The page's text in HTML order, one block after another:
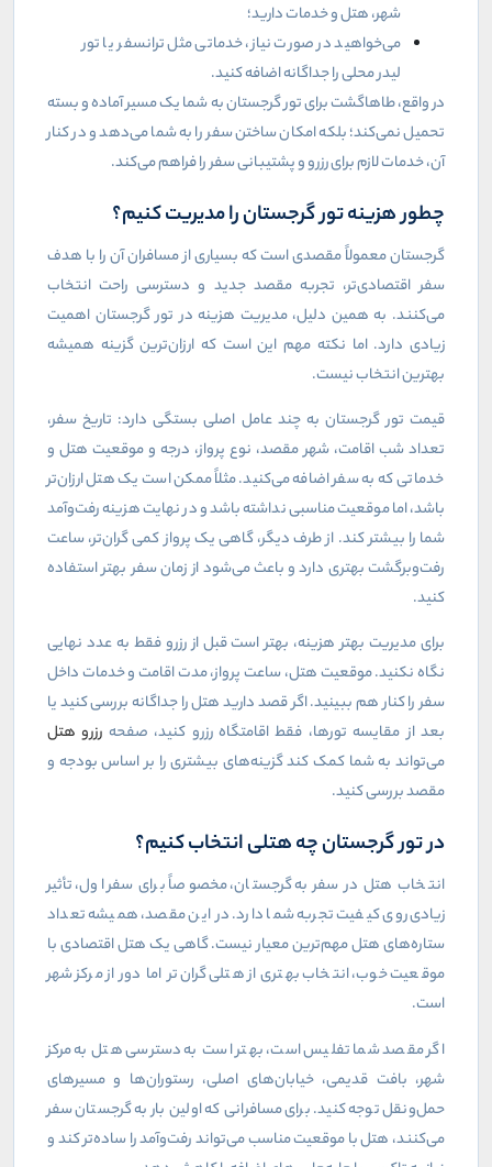
شهر، هتل و خدمات دارید؛
می‌خواهید در صورت نیاز، خدماتی مثل ترانسفر یا تور
لیدر محلی را جداگانه اضافه کنید.
در واقع، طاهاگشت برای تور گرجستان به شما یک مسیر آماده و بسته
تحمیل نمی‌کند؛ بلکه امکان ساختن سفر را به شما می‌دهد و در کنار
آن، خدمات لازم برای رزرو و پشتیبانی سفر را فراهم می‌کند.
چطور هزینه تور گرجستان را مدیریت کنیم؟
گرجستان معمولاً مقصدی است که بسیاری از مسافران آن را با هدف
سفر اقتصادی‌تر، تجربه مقصد جدید و دسترسی راحت انتخاب
می‌کنند. به همین دلیل، مدیریت هزینه در تور گرجستان اهمیت
زیادی دارد. اما نکته مهم این است که ارزان‌ترین گزینه همیشه
بهترین انتخاب نیست.
قیمت تور گرجستان به چند عامل اصلی بستگی دارد: تاریخ سفر،
تعداد شب اقامت، شهر مقصد، نوع پرواز، درجه و موقعیت هتل و
خدماتی که به سفر اضافه می‌کنید. مثلاً ممکن است یک هتل ارزان‌تر
باشد، اما موقعیت مناسبی نداشته باشد و در نهایت هزینه رفت‌وآمد
شما را بیشتر کند. از طرف دیگر، گاهی یک پرواز کمی گران‌تر، ساعت
رفت‌وبرگشت بهتری دارد و باعث می‌شود از زمان سفر بهتر استفاده
کنید.
برای مدیریت بهتر هزینه، بهتر است قبل از رزرو فقط به عدد نهایی
نگاه نکنید. موقعیت هتل، ساعت پرواز، مدت اقامت و خدمات داخل
سفر را کنار هم ببینید. اگر قصد دارید هتل را جداگانه بررسی کنید یا
بعد از مقایسه تورها، فقط اقامتگاه رزرو کنید، صفحه رزرو هتل
می‌تواند به شما کمک کند گزینه‌های بیشتری را بر اساس بودجه و
مقصد بررسی کنید.
در تور گرجستان چه هتلی انتخاب کنیم؟
انتخاب هتل در سفر به گرجستان، مخصوصاً برای سفر اول، تأثیر
زیادی روی کیفیت تجربه شما دارد. در این مقصد، همیشه تعداد
ستاره‌های هتل مهم‌ترین معیار نیست. گاهی یک هتل اقتصادی با
موقعیت خوب، انتخاب بهتری از هتلی گران‌تر اما دور از مرکز شهر
است.
اگر مقصد شما تفلیس است، بهتر است به دسترسی هتل به مرکز
شهر، بافت قدیمی، خیابان‌های اصلی، رستوران‌ها و مسیرهای
حمل‌ونقل توجه کنید. برای مسافرانی که اولین بار به گرجستان سفر
می‌کنند، هتل با موقعیت مناسب می‌تواند رفت‌وآمد را ساده‌تر کند و